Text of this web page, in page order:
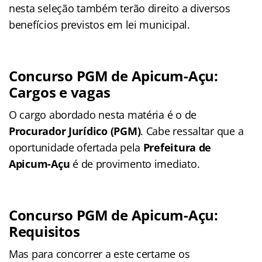
nesta seleção também terão direito a diversos
benefícios previstos em lei municipal.
Concurso PGM de Apicum-Açu:
Cargos e vagas
O cargo abordado nesta matéria é o de
Procurador Jurídico (PGM). Cabe ressaltar que a
oportunidade ofertada pela Prefeitura de
Apicum-Açu é de provimento imediato.
Concurso PGM de Apicum-Açu:
Requisitos
Mas para concorrer a este certame os